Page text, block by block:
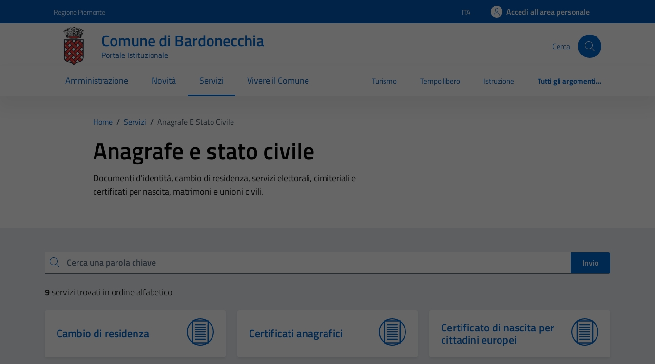
Regione Piemonte Lingua attiva:
ITA Accedi all'area personale
Comune di Bardonecchia
Portale Istituzionale
Cerca
Amministrazione Novità Servizi Vivere il Comune Turismo Tempo libero Istruzione Tutti gli argomenti...
Home / Servizi / Anagrafe E Stato Civile
Anagrafe e stato civile
Documenti d'identità, cambio di residenza, servizi elettorali, cimiteriali e
certificati per nascita, matrimoni e unioni civili.
Cerca una parola chiave Invio
9servizi trovati in ordine alfabetico
Cambio di residenza Certificati anagrafici Certificato di nascita per
cittadini europei